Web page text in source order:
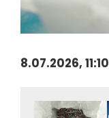
8.07.2026, 11:10